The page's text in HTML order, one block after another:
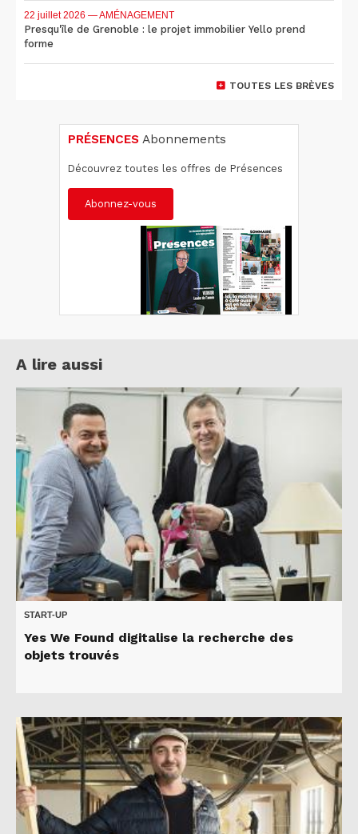
22 juillet 2026 — AMÉNAGEMENT
Presqu'île de Grenoble : le projet immobilier Yello prend
forme
TOUTES LES BRÈVES
PRÉSENCES Abonnements
Découvrez toutes les offres de Présences
Abonnez-vous
A lire aussi
START-UP
Yes We Found digitalise la recherche des
objets trouvés